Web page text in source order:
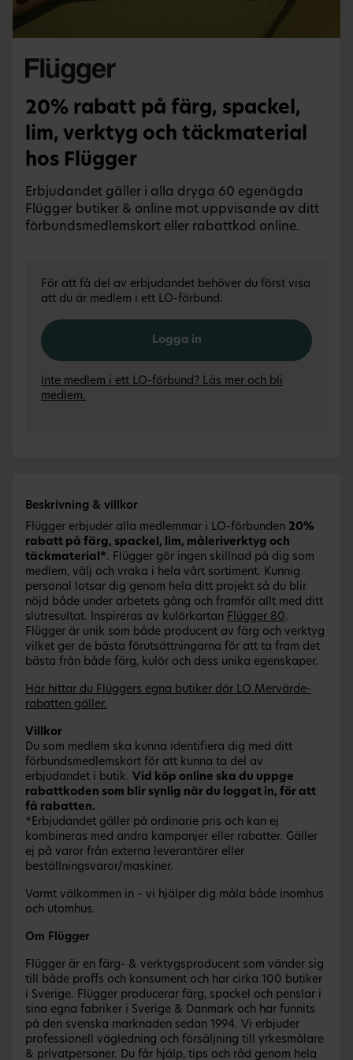
20% rabatt på färg, spackel,
lim, verktyg och täckmaterial
hos Flügger
Erbjudandet gäller i alla dryga 60 egenägda
Flügger butiker & online mot uppvisande av ditt
förbundsmedlemskort eller rabattkod online.
För att få del av erbjudandet behöver du först visa
att du är medlem i ett LO-förbund.
Logga in
Inte medlem i ett LO-förbund? Läs mer och bli
medlem.
Beskrivning & villkor
Flügger erbjuder alla medlemmar i LO-förbunden 20%
rabatt på färg, spackel, lim, måleriverktyg och
täckmaterial*. Flügger gör ingen skillnad på dig som
medlem, välj och vraka i hela vårt sortiment. Kunnig
personal lotsar dig genom hela ditt projekt så du blir
nöjd både under arbetets gång och framför allt med ditt
slutresultat. Inspireras av kulörkartan Flügger 80.
Flügger är unik som både producent av färg och verktyg
vilket ger de bästa förutsättningarna för att ta fram det
bästa från både färg, kulör och dess unika egenskaper.
Här hittar du Flüggers egna butiker där LO Mervärde-
rabatten gäller.
Villkor
Du som medlem ska kunna identifiera dig med ditt
förbundsmedlemskort för att kunna ta del av
erbjudandet i butik. Vid köp online ska du uppge
rabattkoden som blir synlig när du loggat in, för att
få rabatten.
*Erbjudandet gäller på ordinarie pris och kan ej
kombineras med andra kampanjer eller rabatter. Gäller
ej på varor från externa leverantörer eller
beställningsvaror/maskiner.
Varmt välkommen in – vi hjälper dig måla både inomhus
och utomhus.
Om Flügger
Flügger är en färg- & verktygsproducent som vänder sig
till både proffs och konsument och har cirka 100 butiker
i Sverige. Flügger producerar färg, spackel och penslar i
sina egna fabriker i Sverige & Danmark och har funnits
på den svenska marknaden sedan 1994. Vi erbjuder
professionell vägledning och försäljning till yrkesmålare
& privatpersoner. Du får hjälp, tips och råd genom hela